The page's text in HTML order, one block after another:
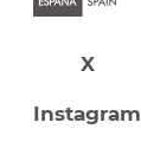
X
Instagram